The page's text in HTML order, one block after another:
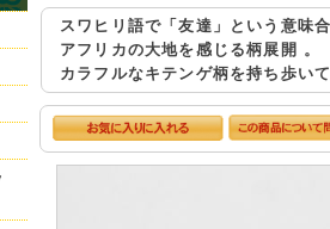
スワヒリ語で「友達」という意味
アフリカの大地を感じる柄展開 。
カラフルなキテンゲ柄を持ち歩い